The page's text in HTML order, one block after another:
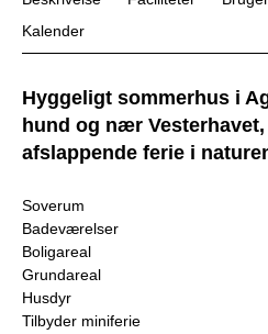
Kalender
Hyggeligt sommerhus i
hund og nær
afslappende ferie i
Soverum
Badeværelser
Boligareal
Grundareal
Husdyr
Tilbyder miniferie